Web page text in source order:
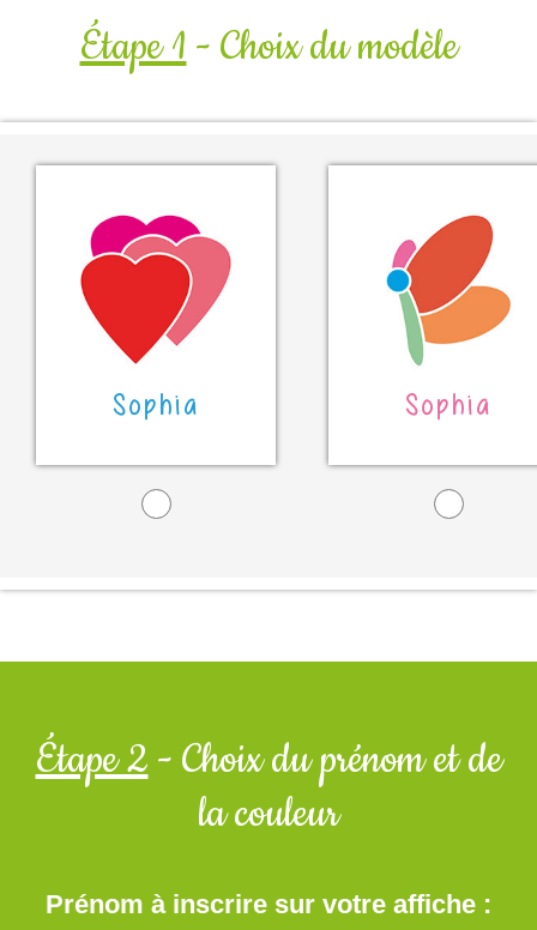
Étape 1- Choix du modèle
Sophia Sophia
Étape 2- Choix du prénom et de
la couleur
Prénom à inscrire sur votre affiche :